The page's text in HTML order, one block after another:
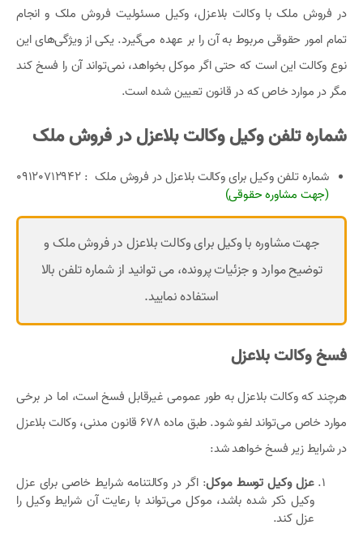
در فروش ملک با وکالت بلاعزل، وکیل مسئولیت فروش ملک و انجام
تمام امور حقوقی مربوط به آن را بر عهده می‌گیرد. یکی از ویژگی‌های این
نوع وکالت این است که حتی اگر موکل بخواهد، نمی‌تواند آن را فسخ کند
مگر در موارد خاص که در قانون تعیین شده است.
شماره تلفن وکیل وکالت بلاعزل در فروش ملک
شماره تلفن وکیل برای وکالت بلاعزل در فروش ملک :‌ 09120712942
(جهت مشاوره حقوقی)
جهت مشاوره با وکیل برای وکالت بلاعزل در فروش ملک و
توضیح موارد و جزئیات پرونده، می توانید از شماره تلفن بالا
استفاده نمایید.
فسخ وکالت بلاعزل
هرچند که وکالت بلاعزل به طور عمومی غیرقابل فسخ است، اما در برخی
موارد خاص می‌تواند لغو شود. طبق ماده 678 قانون مدنی، وکالت بلاعزل
در شرایط زیر فسخ خواهد شد:
عزل وکیل توسط موکل: اگر در وکالتنامه شرایط خاصی برای عزل
وکیل ذکر شده باشد، موکل می‌تواند با رعایت آن شرایط وکیل را
عزل کند.